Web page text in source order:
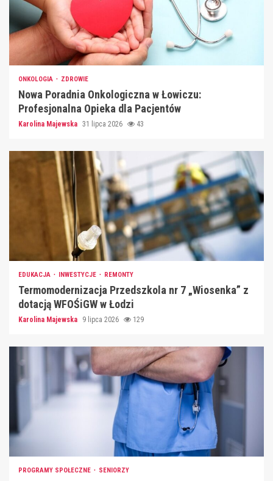
ONKOLOGIA ZDROWIE
Nowa Poradnia Onkologiczna w Łowiczu:
Profesjonalna Opieka dla Pacjentów
Karolina Majewska 31 lipca 2026 43
EDUKACJA INWESTYCJE REMONTY
Termomodernizacja Przedszkola nr 7 „Wiosenka” z
dotacją WFOŚiGW w Łodzi
Karolina Majewska 9 lipca 2026 129
PROGRAMY SPOŁECZNE SENIORZY